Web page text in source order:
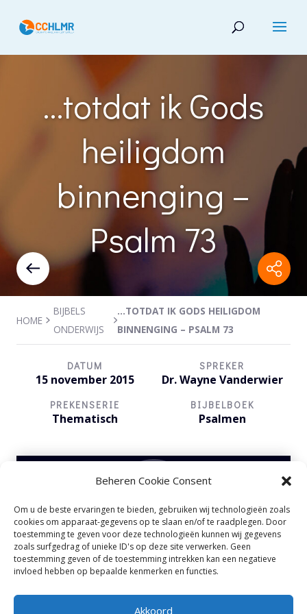
Beheren Cookie Consent
Om u de beste ervaringen te bieden, gebruiken wij technologieën zoals
cookies om apparaat-gegevens op te slaan en/of te raadplegen. Door
toestemming te geven voor deze technologieën kunnen wij gegevens
zoals surfgedrag of unieke ID's op deze site verwerken. Geen
toestemming geven of de toestemming intrekken kan een negatieve
invloed hebben op bepaalde kenmerken en functies.
Akkoord
…totdat ik Gods
heiligdom
binnenging –
Psalm 73
HOME
BIJBELS
ONDERWIJS
…TOTDAT IK GODS HEILIGDOM
BINNENGING – PSALM 73
DATUM
15 november 2015
SPREKER
Dr. Wayne Vanderwier
PREKENSERIE
Thematisch
BIJBELBOEK
Psalmen
Audiospeler
00:00 00:00